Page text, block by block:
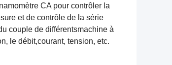
CA pour contrôler la
et de contrôle de la série
couple de différentsmachine à
le débit,courant, tension, etc.